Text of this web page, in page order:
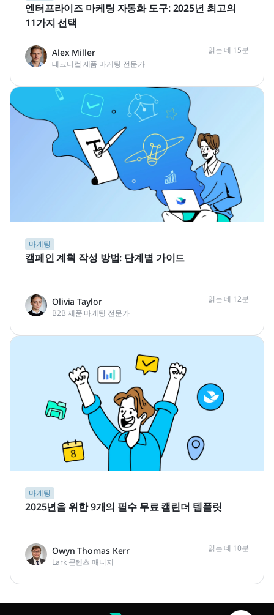
엔터프라이즈 마케팅 자동화 도구: 2025년 최고의
11가지 선택
Alex Miller
테크니컬 제품 마케팅 전문가
읽는 데 15분
마케팅
캠페인 계획 작성 방법: 단계별 가이드
Olivia Taylor
B2B 제품 마케팅 전문가
읽는 데 12분
마케팅
2025년을 위한 9개의 필수 무료 캘린더 템플릿
Owyn Thomas Kerr
Lark 콘텐츠 매니저
읽는 데 10분